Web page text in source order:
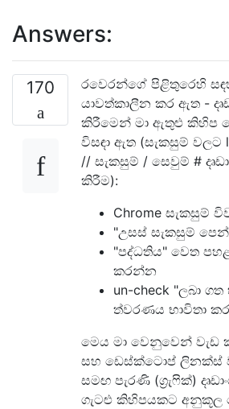
Answers:
170
රවෙරන්ගේ පිළිතුරෙහි
යාවත්කාලීන කර ඇත -
කිරීමෙන් මා ඇතුළු කිහිප
විසඳා ඇත (සැකසුම් වලට
// සැකසුම් / සෙවුම් #
කිරීම):
Chrome සැකසුම්
"උසස් සැකසුම්
"පද්ධතිය" වෙත
කරන්න
un-check "ලබා ගත
ත්වරණය භාවිතා
මෙය මා වෙනුවෙන් වැඩ
සහ ඩෙස්ක්ටොප් ලිනක්ස්
සමඟ පැරණි (ග්‍රැෆික්)
ගැටළු කිහිපයකට අනුකූල